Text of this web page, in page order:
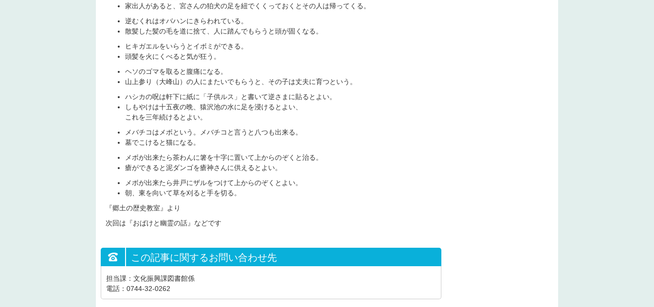
家出人があると、宮さんの狛犬の足を紐でくくっておくとその人は帰ってくる。
逆むくれはオバハンにきらわれている。
散髪した髪の毛を道に捨て、人に踏んでもらうと頭が固くなる。
ヒキガエルをいらうとイボミができる。
頭髪を火にくべると気が狂う。
ヘソのゴマを取ると腹痛になる。
山上参り（大峰山）の人にまたいでもらうと、その子は丈夫に育つという。
ハシカの呪は軒下に紙に「子供ルス」と書いて逆さまに貼るとよい。
しもやけは十五夜の晩、猿沢池の水に足を浸けるとよい、
これを三年続けるとよい。
メバチコはメボという。メバチコと言うと八つも出来る。
墓でこけると猫になる。
メボが出来たら茶わんに箸を十字に置いて上からのぞくと治る。
瘡ができると泥ダンゴを瘡神さんに供えるとよい。
メボが出来たら井戸にザルをつけて上からのぞくとよい。
朝、東を向いて草を刈ると手を切る。
『郷土の歴史教室』より
次回は『おばけと幽霊の話』などです
この記事に関するお問い合わせ先
担当課：文化振興課図書館係
電話：0744-32-0262